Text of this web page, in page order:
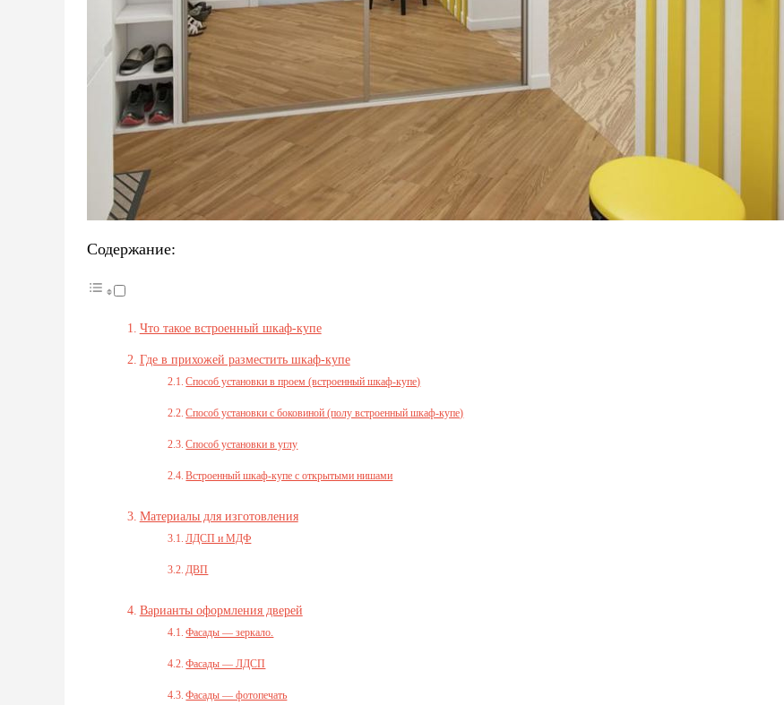
Содержание:
Что такое встроенный шкаф-купе
Где в прихожей разместить шкаф-купе
Способ установки в проем (встроенный шкаф-купе)
Способ установки с боковиной (полу встроенный шкаф-купе)
Способ установки в углу
Встроенный шкаф-купе с открытыми нишами
Материалы для изготовления
ЛДСП и МДФ
ДВП
Варианты оформления дверей
Фасады — зеркало.
Фасады — ЛДСП
Фасады — фотопечать